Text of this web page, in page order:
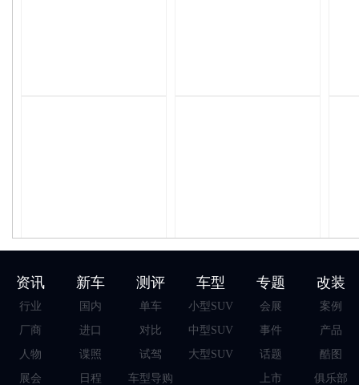
资讯
行业
厂商
人物
展会
新车
国内
进口
谍照
日程
测评
单车
对比
试驾
车型导购
车型
小型SUV
中型SUV
大型SUV
专题
会展
事件
话题
上市
改装
案例
产品
酷图
俱乐部